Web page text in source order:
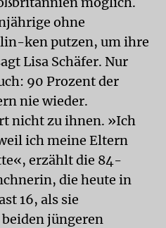
ohne
ken putzen, um ihre
Lisa Schäfer. Nur
90 Prozent der
nie wieder.
nicht zu ihnen. »Ich
ich meine Eltern
erzählt die 84-
die heute in
16, als sie
jüngeren